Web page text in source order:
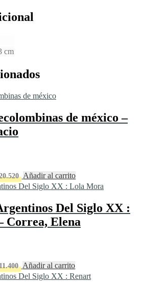
cm
de méxico –
Añadir al carrito
Del Siglo XX :
Correa, Elena
Añadir al carrito